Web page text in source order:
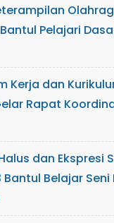
Pelajari
Kerja dan
Rapat
dan Ekspresi
Bantul Belajar Seni